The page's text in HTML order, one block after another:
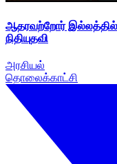
ஆதரவற்றோர் இல்லத்தில்
நிதியுதவி
அரசியல்
தொலைக்காட்சி